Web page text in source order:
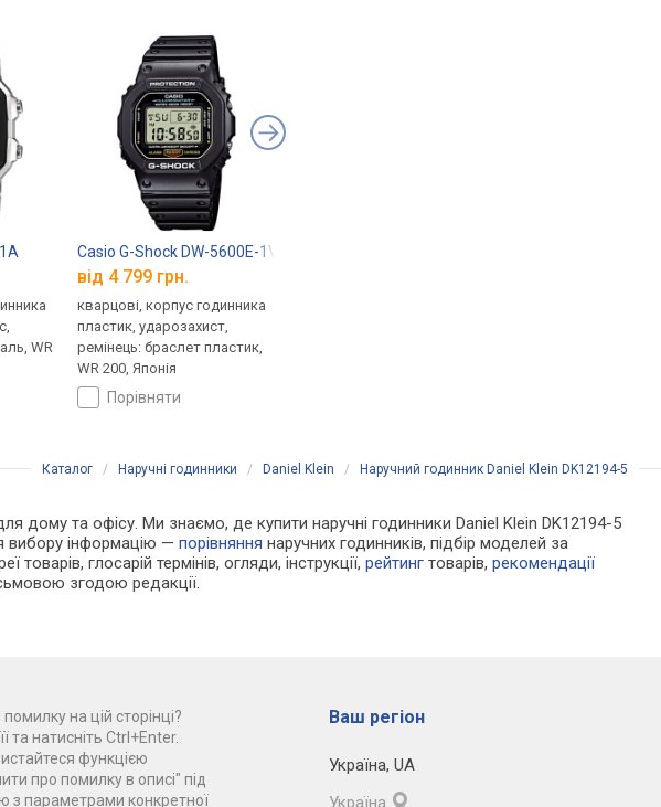
WR
Casio G-Shock DW-5600E-1V
від 4 799 грн.
кварцові, корпус годинника
пластик, ударозахист,
ремінець: браслет пластик,
WR 200, Японія
порівняти
Каталог / Наручні годинники / Daniel Klein / Наручний годинник Daniel Klein DK12194-5
дому та офісу. Ми знаємо, де купити наручні годинники Daniel Klein DK12194-5
вибору інформацію —порівняння наручних годинників, підбір моделей за
товарів, глосарій термінів, огляди, інструкції,рейтинг товарів,рекомендації
згодою редакції.
на цій сторінці?
та натисніть Ctrl+Enter.
функцією
про помилку в описі" під
з параметрами конкретної
Ваш регіон
Україна, UA
Україна